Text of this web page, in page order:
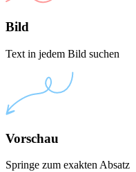
Bild
Text in jedem Bild suchen
Vorschau
Springe zum exakten Absatz